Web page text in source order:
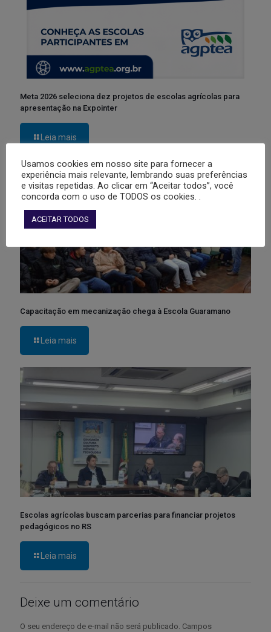
Meta 2026 seleciona dez projetos de escolas agrícolas para
apresentação na Expointer
Leia mais
Capacitação em mecanização chega à Escola Guaramano
Leia mais
Escolas agrícolas buscam parcerias para financiar projetos
pedagógicos no RS
Leia mais
Deixe um comentário
O seu endereço de e-mail não será publicado. Campos
Usamos cookies em nosso site para fornecer a
experiência mais relevante, lembrando suas preferências
e visitas repetidas. Ao clicar em “Aceitar todos”, você
concorda com o uso de TODOS os cookies. .
ACEITAR TODOS